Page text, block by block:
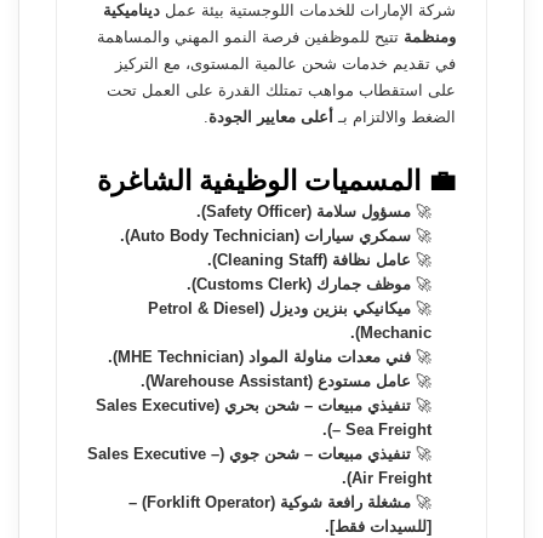
شركة الإمارات للخدمات اللوجستية بيئة عمل ديناميكية
ومنظمة تتيح للموظفين فرصة النمو المهني والمساهمة
في تقديم خدمات شحن عالمية المستوى، مع التركيز
على استقطاب مواهب تمتلك القدرة على العمل تحت
الضغط والالتزام بـ أعلى معايير الجودة.
💼 المسميات الوظيفية الشاغرة
🚀 مسؤول سلامة (Safety Officer).
🚀 سمكري سيارات (Auto Body Technician).
🚀 عامل نظافة (Cleaning Staff).
🚀 موظف جمارك (Customs Clerk).
🚀
ميكانيكي بنزين وديزل (Petrol & Diesel
Mechanic).
🚀 فني معدات مناولة المواد (MHE Technician).
🚀 عامل مستودع (Warehouse Assistant).
🚀
تنفيذي مبيعات – شحن بحري (Sales Executive
– Sea Freight).
🚀
تنفيذي مبيعات – شحن جوي (Sales Executive –
Air Freight).
🚀
مشغلة رافعة شوكية (Forklift Operator) –
[للسيدات فقط].